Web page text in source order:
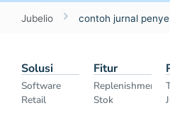
Jubelio contoh jurnal
Solusi
Software
Retail
Fitur
Replenishment
Stok